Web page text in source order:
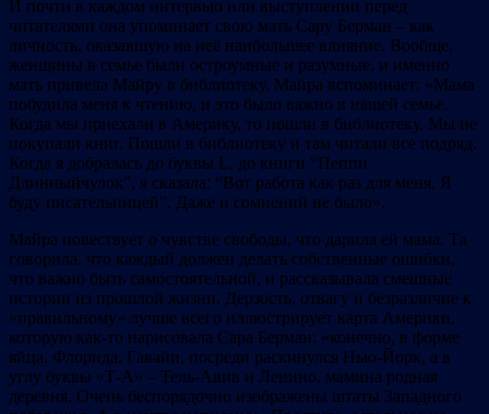
И почти в каждом интервью или выступлении перед
читателями она упоминает свою мать Сару Берман – как
личность, оказавшую на неё наибольшее влияние. Вообще,
женщины в семье были остроумные и разумные, и именно
мать привела Майру в библиотеку. Майра вспоминает: «Мама
побудила меня к чтению, и это было важно в нашей семье.
Когда мы приехали в Америку, то пошли в библиотеку. Мы не
покупали книг. Пошли в библиотеку и там читали все подряд.
Когда я добралась до буквы L, до книги “Пеппи
Длинныйчулок”, я сказала: “Вот работа как раз для меня. Я
буду писательницей”. Даже и сомнений не было».
Майра повествует о чувстве свободы, что дарила ей мама. Та
говорила, что каждый должен делать собственные ошибки,
что важно быть самостоятельной, и рассказывала смешные
истории из прошлой жизни. Дерзость, отвагу и безразличие к
«правильному» лучше всего иллюстрирует карта Америки,
которую как-то нарисовала Сара Берман: «конечно, в форме
яйца. Флорида, Гавайи, посреди раскинулся Нью-Йорк, а в
углу буквы «Т-А» – Тель-Авив и Ленино, мамина родная
деревня. Очень беспорядочно изображены штаты Западного